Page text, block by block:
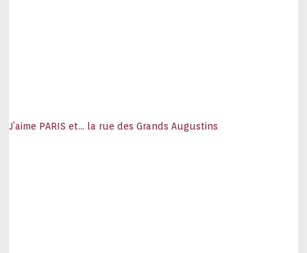
J’aime PARIS et… la rue des Grands Augustins